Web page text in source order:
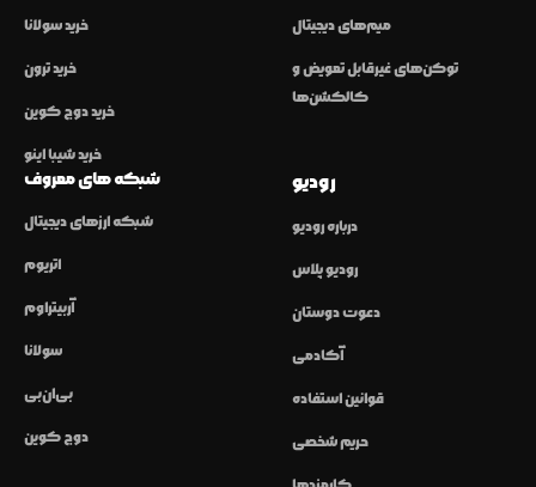
خرید سولانا
خرید ترون
خرید دوج کوین
خرید شیبا اینو
میم‌های دیجیتال
توکن‌های غیرقابل تعویض و
کالکشن‌ها
شبکه های معروف
شبکه ارزهای دیجیتال
اتریوم
آربیتراوم
سولانا
بی‌ان‌بی
دوج کوین
رودیو
درباره رودیو
رودیو پلاس
دعوت دوستان
آکادمی
قوانین استفاده
حریم شخصی